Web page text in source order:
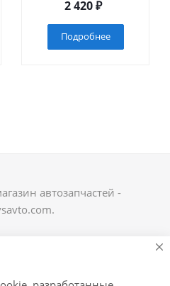
2 420₽
Подробнее
автозапчастей -